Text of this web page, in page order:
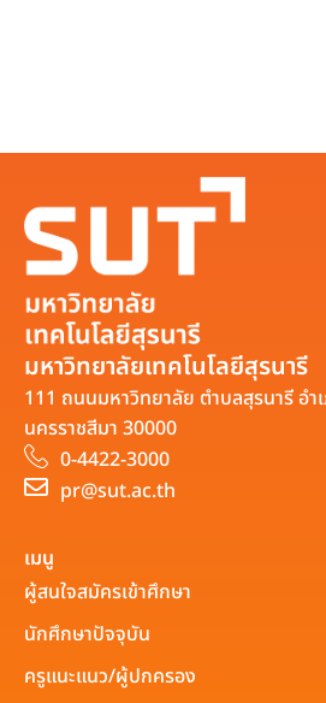
มหาวิทยาลัยเทคโนโลยีสุรนารี
111 ถนนมหาวิทยาลัย ตำบลสุรนารี อ
นครราชสีมา 30000
0-4422-3000
pr@sut.ac.th
เมนู
ผู้สนใจสมัครเข้าศึกษา
นักศึกษาปัจจุบัน
ครูแนะแนว/ผู้ปกครอง